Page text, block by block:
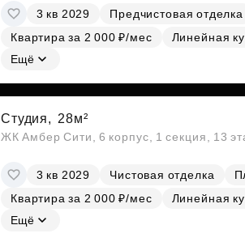
3 кв 2029 Предчистовая отделка
Квартира за 2 000 ₽/мес
Линейная
Ещё
Студия, 28м²
ЖК Амбер Сити, 6 корпус, 1 секция, 13
3 кв 2029 Чистовая отделка
Квартира за 2 000 ₽/мес
Линейная
Ещё